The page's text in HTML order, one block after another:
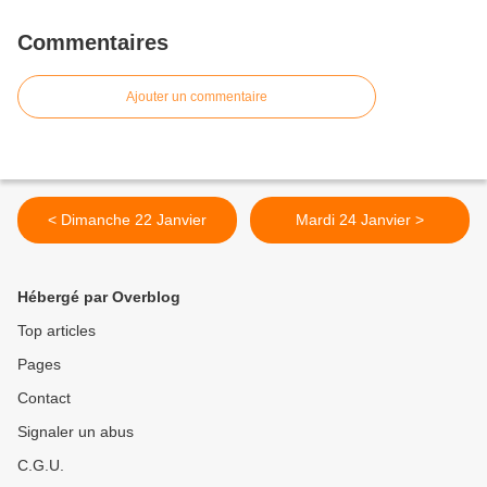
Commentaires
Ajouter un commentaire
< Dimanche 22 Janvier Mardi 24 Janvier >
Hébergé par Overblog
Top articles
Pages
Contact
Signaler un abus
C.G.U.